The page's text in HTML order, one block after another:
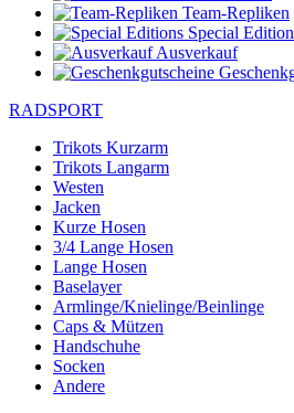
Team-Repliken
Special
Ausverkauf
RADSPORT
Trikots Kurzarm
Trikots Langarm
Westen
Jacken
Kurze Hosen
3/4 Lange Hosen
Lange Hosen
Baselayer
Armlinge/Knielinge/Beinlinge
Caps & Mützen
Handschuhe
Socken
Andere